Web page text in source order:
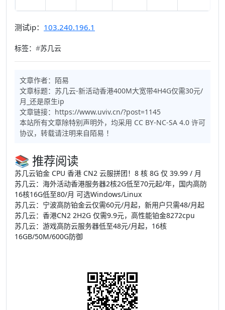
测试ip： 103.240.196.1
标签： #苏几云
文章作者： 陌易
文章标题： 苏几云-新活动香港400M大宽带4H4G仅需30元/
月_还是原生ip
文章链接： https://www.uviv.cn/?post=1145
本站所有文章除特别声明外，均采用 CC BY-NC-SA 4.0 许可
协议，转载请注明来自陌易 ！
📚 推荐阅读
苏几云铂金 CPU 香港 CN2 云服拼团！8 核 8G 仅 39.99 / 月
苏几云：海外活动香港服务器2核2G低至70元起/年，国内高防
16核16G低至80/月 可选Windows/Linux
苏几云：宁波高防铂金云仅需60元/月起，新用户只需48/月起
苏几云：香港CN2 2H2G 仅需9.9元，高性能铂金8272cpu
苏几云：游戏高防云服务器低至48元/月起，16核
16GB/50M/600G防御